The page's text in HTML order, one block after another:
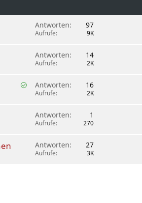
Antworten 97
Aufrufe 9K
Antworten 14
Aufrufe 2K
Antworten 16
Aufrufe 2K
Antworten 1
Aufrufe 270
Antworten 27
Aufrufe 3K